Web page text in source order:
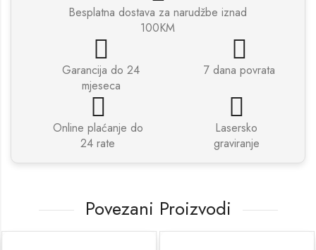
Besplatna dostava za narudžbe iznad
100KM
Garancija do 24
mjeseca
7 dana povrata
Online plaćanje do
24 rate
Lasersko
graviranje
Povezani Proizvodi